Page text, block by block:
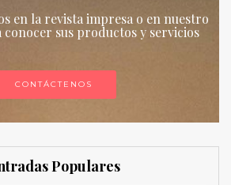
en la revista impresa o en nuestro
conocer sus productos y servicios
CONTÁCTENOS
Populares